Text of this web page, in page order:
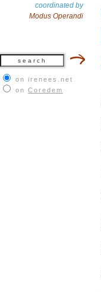
coordinated by
Modus Operandi
on irenees.net
on Coredem